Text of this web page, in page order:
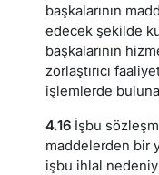
başkalarının
edecek şekilde
başkalarının
zorlaştırıcı
işlemlerde
4.16 İşbu
maddelerden bir
işbu ihlal